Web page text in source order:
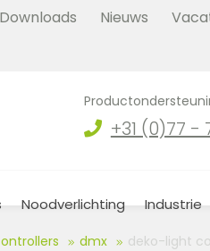
Downloads Nieuws
+31 (0)77 -
Noodverlichting Industrie
dmx
deko-light